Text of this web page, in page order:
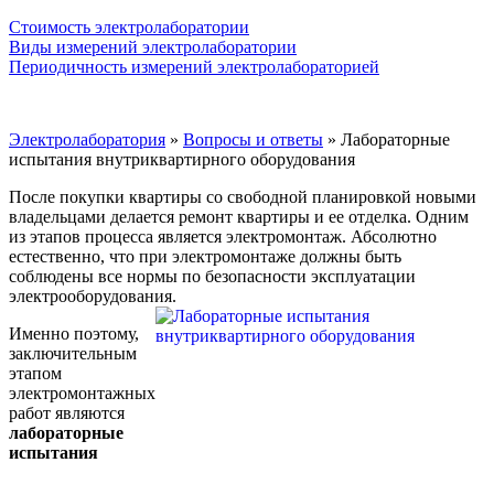
Стоимость электролаборатории
Виды измерений электролаборатории
Периодичность измерений электролабораторией
Электролаборатория » Вопросы и ответы » Лабораторные
испытания внутриквартирного оборудования
После покупки квартиры со свободной планировкой новыми
владельцами делается ремонт квартиры и ее отделка. Одним
из этапов процесса является электромонтаж. Абсолютно
естественно, что при электромонтаже должны быть
соблюдены все нормы по безопасности эксплуатации
электрооборудования.
Именно поэтому,
заключительным
этапом
электромонтажных
работ являются
лабораторные
испытания